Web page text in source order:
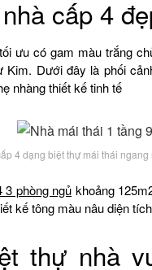
cấp 4
ưu có gam màu trắng
Dưới đây là phối
nhàng thiết kế tinh tế
4 dạng biệt thự mái thái
3 phòng ngủ khoảng
kế tông màu nâu diện
thự nhà